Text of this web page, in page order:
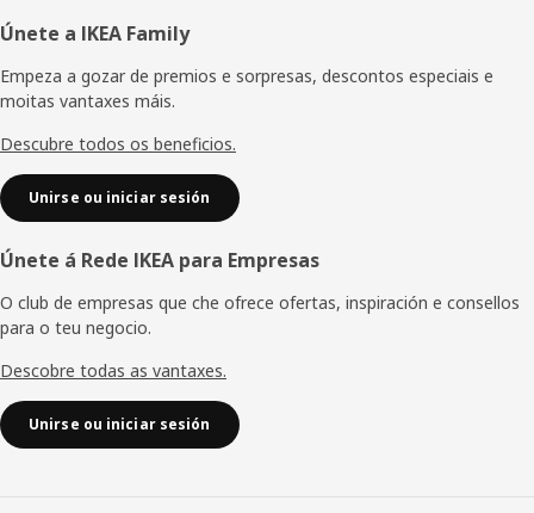
Pé
de
páxina
Únete a IKEA Family
Empeza a gozar de premios e sorpresas, descontos especiais e
moitas vantaxes máis.
Descubre todos os beneficios.
Unirse ou iniciar sesión
Únete á Rede IKEA para Empresas
O club de empresas que che ofrece ofertas, inspiración e consellos
para o teu negocio.
Descobre todas as vantaxes.
Unirse ou iniciar sesión